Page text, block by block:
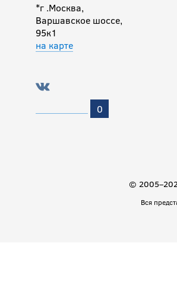
*г .Москва,
Варшавское шоссе,
95к1
на карте
0
©
Вся